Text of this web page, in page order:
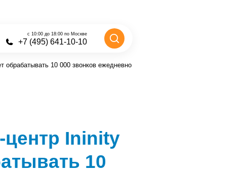
с 10:00 до 18:00 по Москве
+7 (495) 641-10-10
обрабатывать 10 000 звонков ежедневно
центр Ininity
10